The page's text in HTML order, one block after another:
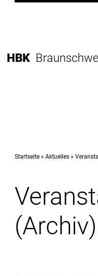
Inhalt
zur
Direkt
HBK
Institute
Startseite Aktuelles
(Archiv)